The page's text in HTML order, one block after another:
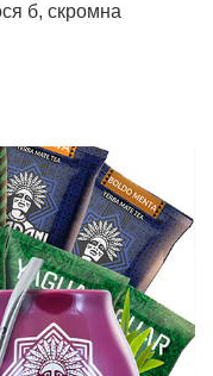
б, скромна